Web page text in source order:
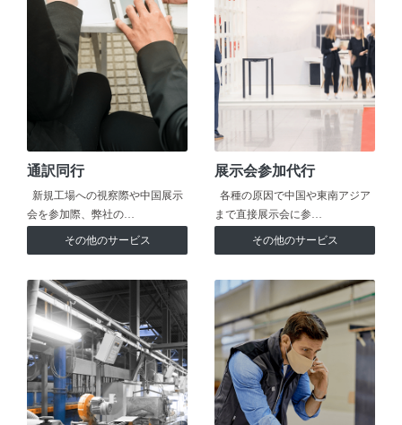
通訳同行
新規工場への視察際や中国展示
会を参加際、弊社の…
その他のサービス
展示会参加代行
各種の原因で中国や東南アジア
まで直接展示会に参…
その他のサービス